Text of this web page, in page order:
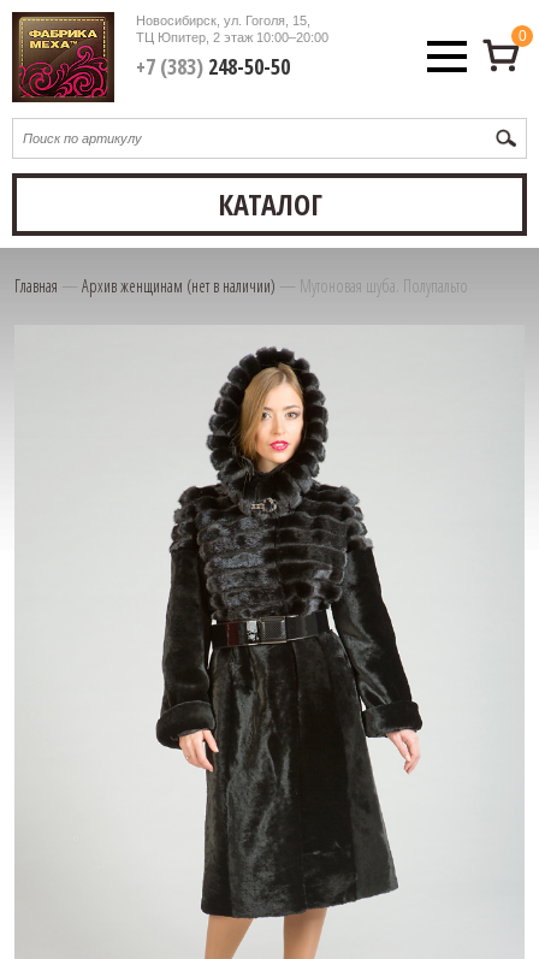
Новосибирск, ул. Гоголя, 15,
ТЦ Юпитер, 2 этаж10:00–20:00
+7 (383)248-50-50
0
КАТАЛОГ
Главная — Архив женщинам (нет в наличии) — Мутоновая шуба. Полупальто